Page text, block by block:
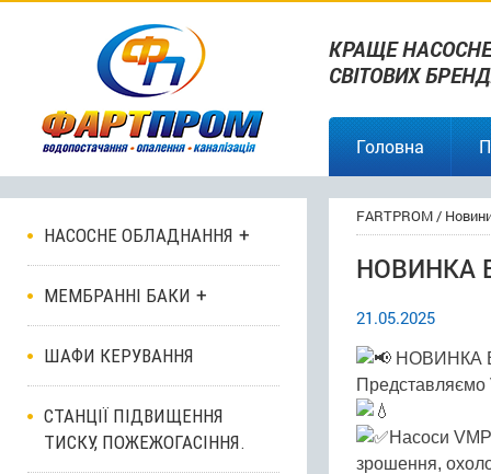
КРАЩЕ
СВІТОВИХ
Головна
НАСОСНЕ ОБЛАДНАННЯ
МЕМБРАННІ БАКИ
ШАФИ КЕРУВАННЯ
СТАНЦІЇ ПІДВИЩЕННЯ
ТИСКУ, ПОЖЕЖОГАСІННЯ.
FARTPROM/
НОВИНКА В
21.05.2025
НОВИНКА В
Представляємо
Насоси
зрошення,